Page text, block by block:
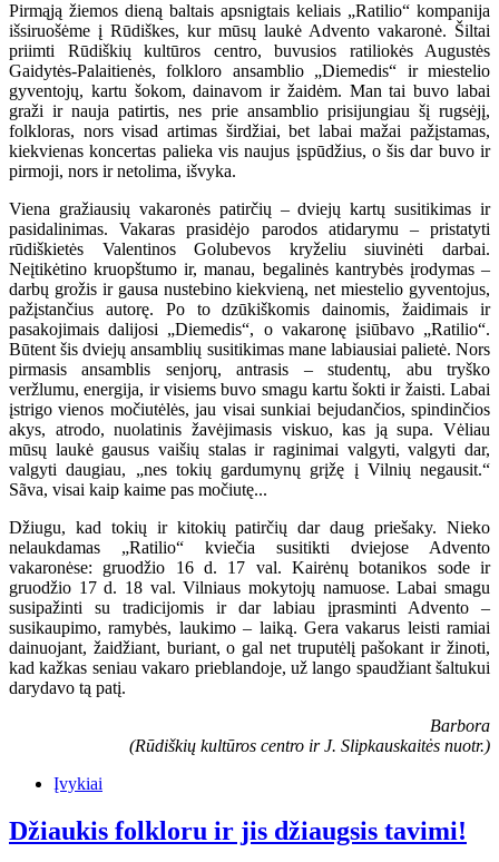
Pirmąją žiemos dieną baltais apsnigtais keliais „Ratilio“ kompanija
išsiruošėme į Rūdiškes, kur mūsų laukė Advento vakaronė. Šiltai
priimti Rūdiškių kultūros centro, buvusios ratiliokės Augustės
Gaidytės-Palaitienės, folkloro ansamblio „Diemedis“ ir miestelio
gyventojų, kartu šokom, dainavom ir žaidėm. Man tai buvo labai
graži ir nauja patirtis, nes prie ansamblio prisijungiau šį rugsėjį,
folkloras, nors visad artimas širdžiai, bet labai mažai pažįstamas,
kiekvienas koncertas palieka vis naujus įspūdžius, o šis dar buvo ir
pirmoji, nors ir netolima, išvyka.
Viena gražiausių vakaronės patirčių – dviejų kartų susitikimas ir
pasidalinimas. Vakaras prasidėjo parodos atidarymu – pristatyti
rūdiškietės Valentinos Golubevos kryželiu siuvinėti darbai.
Neįtikėtino kruopštumo ir, manau, begalinės kantrybės įrodymas –
darbų grožis ir gausa nustebino kiekvieną, net miestelio gyventojus,
pažįstančius autorę. Po to dzūkiškomis dainomis, žaidimais ir
pasakojimais dalijosi „Diemedis“, o vakaronę įsiūbavo „Ratilio“.
Būtent šis dviejų ansamblių susitikimas mane labiausiai palietė. Nors
pirmasis ansamblis senjorų, antrasis – studentų, abu tryško
veržlumu, energija, ir visiems buvo smagu kartu šokti ir žaisti. Labai
įstrigo vienos močiutėlės, jau visai sunkiai bejudančios, spindinčios
akys, atrodo, nuolatinis žavėjimasis viskuo, kas ją supa. Vėliau
mūsų laukė gausus vaišių stalas ir raginimai valgyti, valgyti dar,
valgyti daugiau, „nes tokių gardumynų grįžę į Vilnių negausit.“
Sãva, visai kaip kaime pas močiutę...
Džiugu, kad tokių ir kitokių patirčių dar daug priešaky. Nieko
nelaukdamas „Ratilio“ kviečia susitikti dviejose Advento
vakaronėse: gruodžio 16 d. 17 val. Kairėnų botanikos sode ir
gruodžio 17 d. 18 val. Vilniaus mokytojų namuose. Labai smagu
susipažinti su tradicijomis ir dar labiau įprasminti Advento –
susikaupimo, ramybės, laukimo – laiką. Gera vakarus leisti ramiai
dainuojant, žaidžiant, buriant, o gal net truputėlį pašokant ir žinoti,
kad kažkas seniau vakaro prieblandoje, už lango spaudžiant šaltukui
darydavo tą patį.
Barbora
(Rūdiškių kultūros centro ir J. Slipkauskaitės nuotr.)
Įvykiai
Džiaukis folkloru ir jis džiaugsis tavimi!